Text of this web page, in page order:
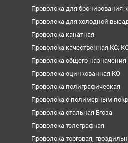
Проволока для бронирования
Проволока для холодной
Проволока канатная
Проволока качественная КС,
Проволока общего назначения
Проволока оцинкованная КО
Проволока полиграфическая
Проволока с полимерным
Проволока стальная Егоза
Проволока телеграфная
Проволока торговая,